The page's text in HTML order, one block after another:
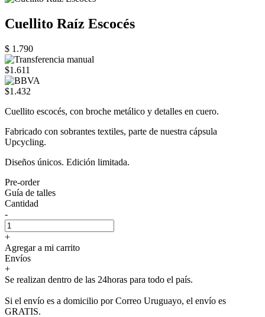
Cuellito Raíz Escocés
$ 1.790
$1.611
$1.432
Cuellito escocés, con broche metálico y detalles en cuero.
Fabricado con sobrantes textiles, parte de nuestra cápsula
Upcycling.
Diseños únicos. Edición limitada.
Pre-order
Guía de talles
Cantidad
-
+
Agregar a mi carrito
Envíos
+
Se realizan dentro de las 24horas para todo el país.
Si el envío es a domicilio por Correo Uruguayo, el envío es
GRATIS.